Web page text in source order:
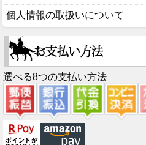
個人情報の取扱いについて
選べる8つの支払い方法